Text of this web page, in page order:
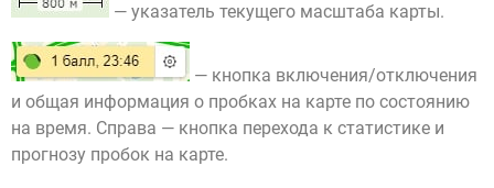
— указатель текущего масштаба карты.
— кнопка включения/отключения
и общая информация о пробках на карте по состоянию
на время. Справа — кнопка перехода к статистике и
прогнозу пробок на карте.